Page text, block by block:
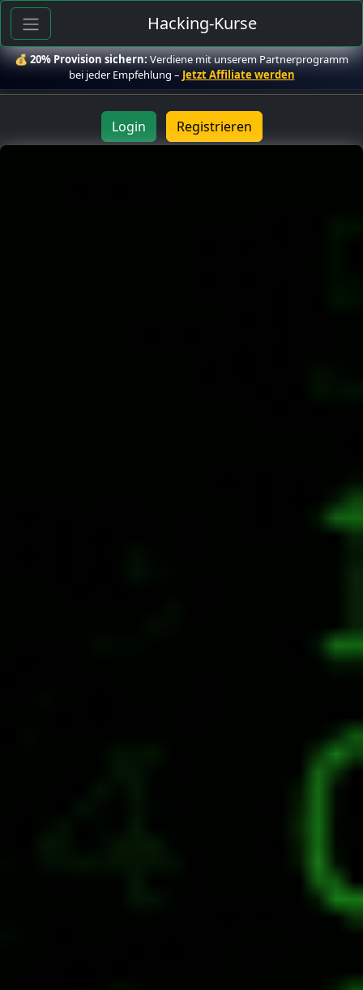
Hacking-Kurse
💰20% Provision sichern:Verdiene mit unserem Partnerprogramm
bei jeder Empfehlung – Jetzt Affiliate werden
Login Registrieren